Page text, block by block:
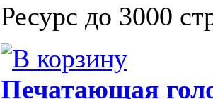
Ресурс до 3000
Печатающая